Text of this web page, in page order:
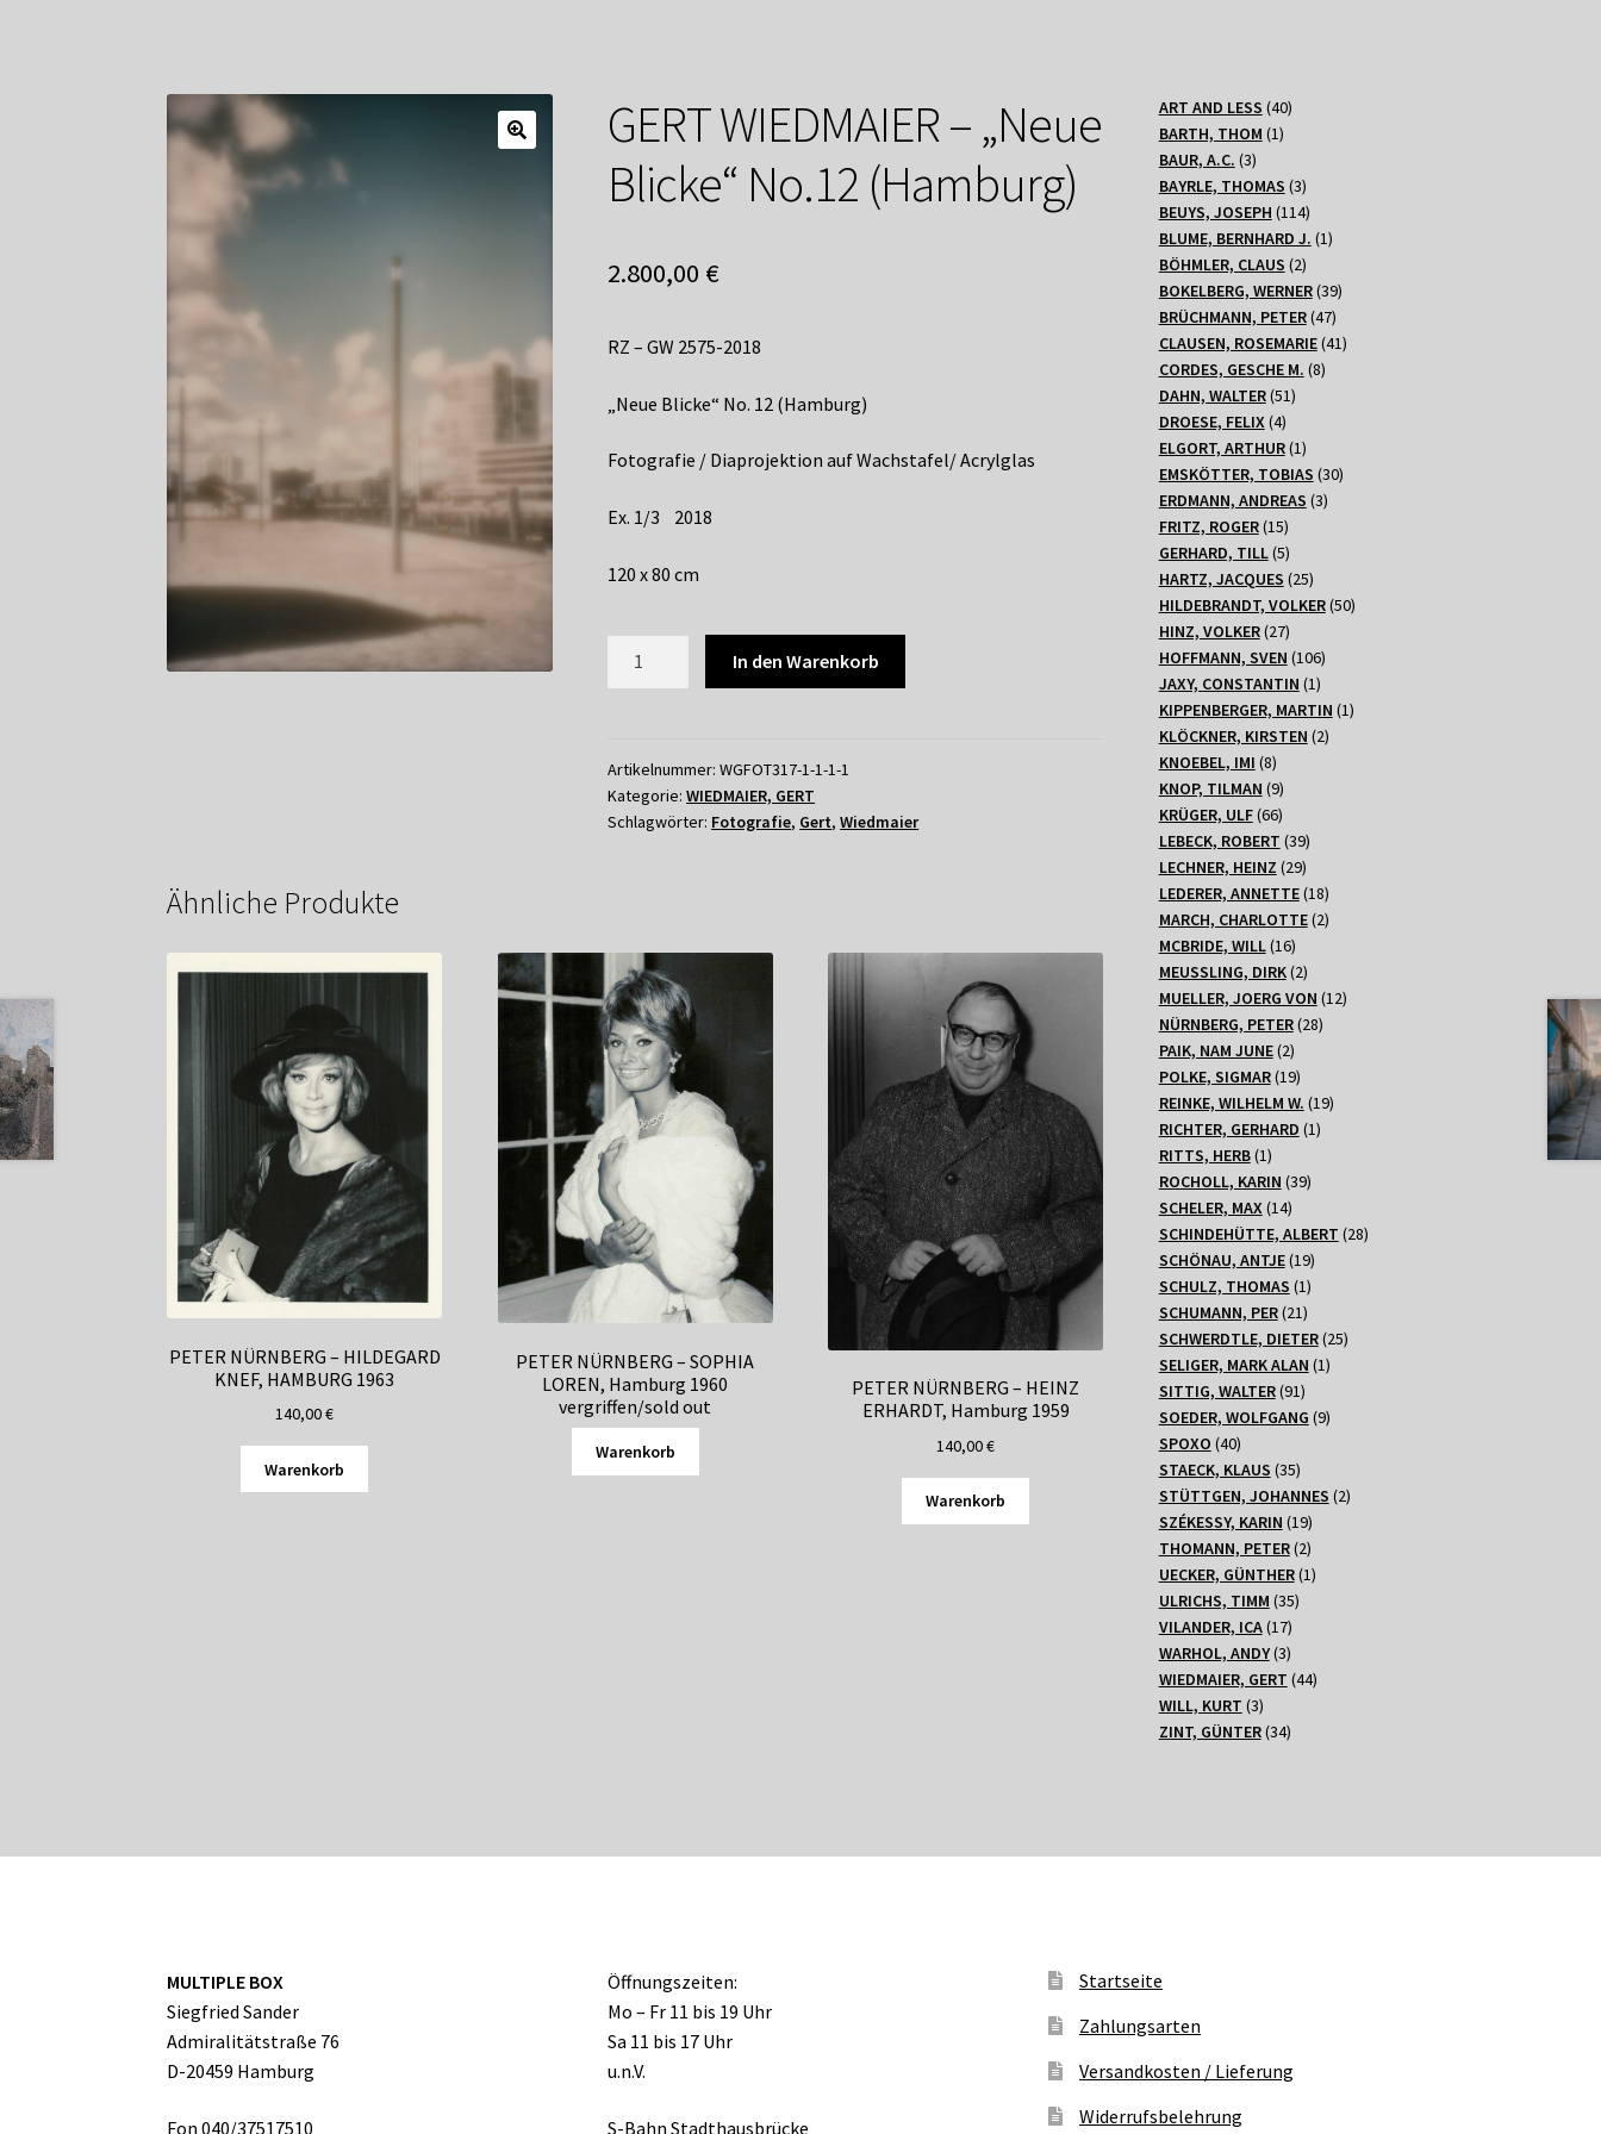
GERT WIEDMAIER – „Neue
Blicke“ No.12 (Hamburg)
2.800,00 €
RZ – GW 2575-2018
„Neue Blicke“ No. 12 (Hamburg)
Fotografie / Diaprojektion auf Wachstafel/ Acrylglas
Ex. 1/3 2018
120 x 80 cm
Blicke"
No.12
(Hamburg)
In den Warenkorb
Artikelnummer:WGFOT317-1-1-1-1
Kategorie:WIEDMAIER, GERT
Schlagwörter: Fotografie, Gert,Wiedmaier
Ähnliche Produkte
PETER NÜRNBERG – HILDEGARD
KNEF, HAMBURG 1963
140,00€
Warenkorb
PETER NÜRNBERG – SOPHIA
LOREN, Hamburg 1960
vergriffen/sold out
Warenkorb
PETER NÜRNBERG – HEINZ
ERHARDT, Hamburg 1959
140,00€
Warenkorb
ART AND LESS 4040
BARTH, THOM 11
BAUR, A.C. 33
Produkte
BAYRLE, THOMAS 33
Produkte
BEUYS, JOSEPH 114114
Produkte
BLUME, BERNHARD J. 11
BÖHMLER, CLAUS 22
Produkte
BOKELBERG, WERNER 3939
BRÜCHMANN, PETER 4747
Produkte
CLAUSEN, ROSEMARIE 4141
CORDES, GESCHE M. 88
DAHN, WALTER 5151
DROESE, FELIX 44
Produkte
ELGORT, ARTHUR 11
Produkt
EMSKÖTTER, TOBIAS 3030
ERDMANN, ANDREAS 33
FRITZ, ROGER 1515
Produkte
GERHARD, TILL 55
Produkte
HARTZ, JACQUES 2525
Produkte
HILDEBRANDT, VOLKER 5050
HINZ, VOLKER 2727
Produkte
HOFFMANN, SVEN 106106
Produkte
JAXY, CONSTANTIN 11
Produkt
KIPPENBERGER, MARTIN 11
KLÖCKNER, KIRSTEN 22
KNOEBEL, IMI 88
Produkte
KNOP, TILMAN 99
Produkte
KRÜGER, ULF 6666
Produkte
LEBECK, ROBERT 3939
Produkte
LECHNER, HEINZ 2929
Produkte
LEDERER, ANNETTE 1818
Produkte
MARCH, CHARLOTTE 22
MCBRIDE, WILL 1616
Produkte
MEUSSLING, DIRK 22
Produkte
MUELLER, JOERG VON 1212
NÜRNBERG, PETER 2828
PAIK, NAM JUNE 22
Produkte
POLKE, SIGMAR 1919
Produkte
REINKE, WILHELM W. 1919
RICHTER, GERHARD 11
RITTS, HERB 11
Produkt
ROCHOLL, KARIN 3939
SCHELER, MAX 1414
Produkte
SCHINDEHÜTTE, ALBERT 2828
SCHÖNAU, ANTJE 1919
Produkte
SCHULZ, THOMAS 11
Produkt
SCHUMANN, PER 2121
Produkte
SCHWERDTLE, DIETER 2525
SELIGER, MARK ALAN 11
SITTIG, WALTER 9191
Produkte
SOEDER, WOLFGANG 99
SPOXO 4040
Produkte
STAECK, KLAUS 3535
Produkte
STÜTTGEN, JOHANNES 22
SZÉKESSY, KARIN 1919
Produkte
THOMANN, PETER 22
Produkte
UECKER, GÜNTHER 11
ULRICHS, TIMM 3535
VILANDER, ICA 1717
Produkte
WARHOL, ANDY 33
Produkte
WIEDMAIER, GERT 4444
WILL, KURT 33
Produkte
ZINT, GÜNTER 3434
MULTIPLE BOX
Siegfried Sander
Admiralitätstraße 76
D-20459 Hamburg
Fon 040/37517510
Öffnungszeiten:
Mo – Fr 11 bis 19 Uhr
Sa 11 bis 17 Uhr
u.n.V.
S-Bahn Stadthausbrücke
Startseite
Zahlungsarten
Versandkosten / Lieferung
Widerrufsbelehrung